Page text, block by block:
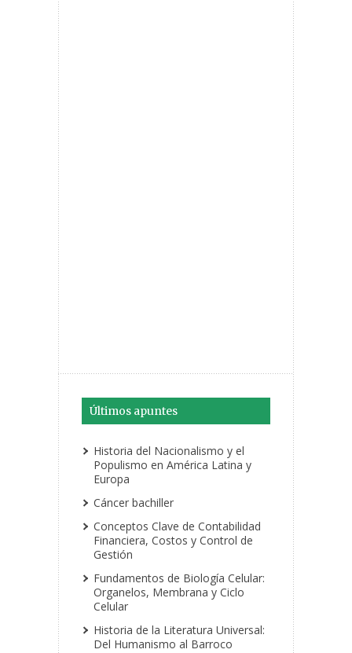
Últimos apuntes
Historia del Nacionalismo y el
Populismo en América Latina y
Europa
Cáncer bachiller
Conceptos Clave de Contabilidad
Financiera, Costos y Control de
Gestión
Fundamentos de Biología Celular:
Organelos, Membrana y Ciclo
Celular
Historia de la Literatura Universal:
Del Humanismo al Barroco